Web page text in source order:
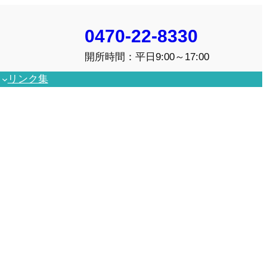
0470-22-8330
開所時間：平日9:00～17:00
リンク集